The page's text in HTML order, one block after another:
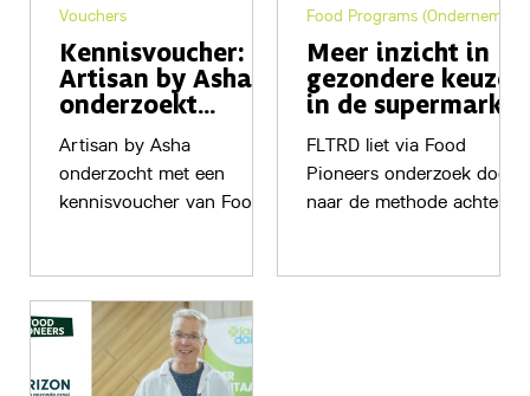
Kennisvoucher:
Artisan by Asha
onderzoekt
Flevolandse
bieten
Artisan by Asha
onderzocht met een
kennisvoucher van Food
smaakvolle nieuwe
producten.
Vouchers
Meer inzicht in
gezondere keuzes
in de supermarkt
FLTRD liet via Food
Pioneers onderzoek doen
naar de methode achter
Food Programs (Ondernemen)